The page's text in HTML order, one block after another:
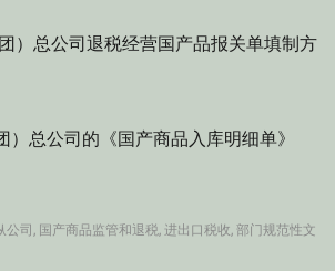
）总公司退税经营国产品报关单填制方
）总公司的《国产商品入库明细单》
公司 , 国产商品监管和退税, 进出口税收, 部门规范性文